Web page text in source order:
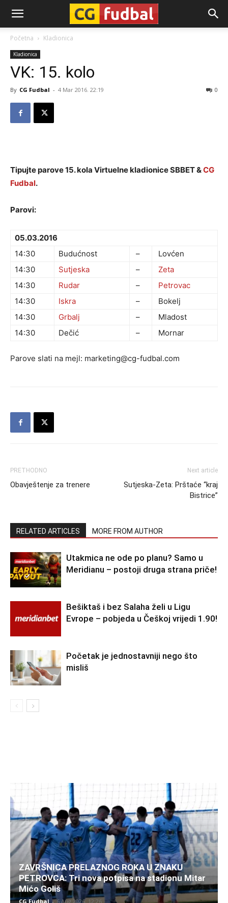
CG-
Fudbal
Početna Kladionica
Kladionica
VK: 15. kolo
By CG Fudbal - 4 Mar 2016. 22:19 0
Tipujte parove 15. kola Virtuelne kladionice SBBET &CG
Fudbal.
Parovi:
05.03.2016
14:30
Budućnost –
Lovćen
14:30
Sutjeska –
Zeta
14:30
Rudar –
Petrovac
14:30
Iskra –
Bokelj
14:30
Grbalj –
Mladost
14:30
Dečić – Mornar
Parove slati na mejl: marketing@cg-fudbal.com
PRETHODNO
Obavještenje za trenere
Next article
Sutjeska-Zeta: Prštaće “kraj
Bistrice”
RELATED ARTICLES MORE FROM AUTHOR
Utakmica ne ode po planu? Samo u
Meridianu – postoji druga strana priče!
Bešiktaš i bez Salaha želi u Ligu
Evrope – pobjeda u Češkoj vrijedi 1.90!
Početak je jednostavniji nego što
misliš
ZAVRŠNICA PRELAZNOG ROKA U ZNAKU
PETROVCA: Tri nova potpisa na stadionu Mitar
Mićo Goliš
CG Fudbal - 6 Aug 2026. 12:26